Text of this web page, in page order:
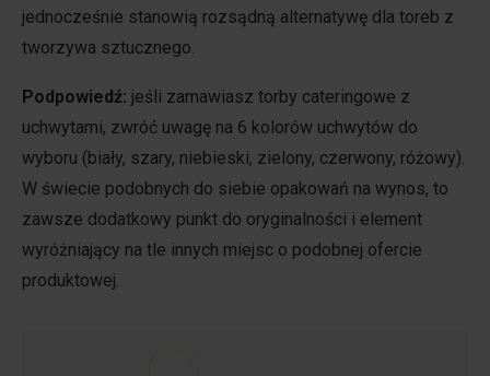
jednocześnie stanowią rozsądną alternatywę dla toreb z
tworzywa sztucznego.
Podpowiedź: jeśli zamawiasz torby cateringowe z
uchwytami, zwróć uwagę na 6 kolorów uchwytów do
wyboru (biały, szary, niebieski, zielony, czerwony, różowy).
W świecie podobnych do siebie opakowań na wynos, to
zawsze dodatkowy punkt do oryginalności i element
wyróżniający na tle innych miejsc o podobnej ofercie
produktowej.